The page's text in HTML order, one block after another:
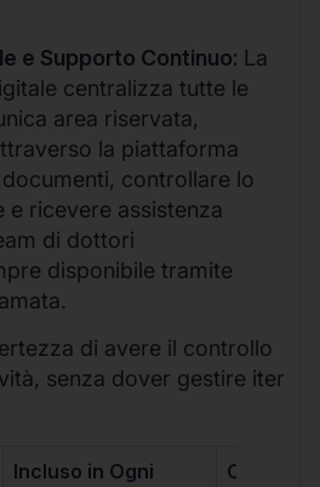
e Supporto Continuo: La
centralizza tutte le
area riservata,
la piattaforma
controllare lo
e ricevere assistenza
di dottori
disponibile tramite
di avere il controllo
senza dover gestire iter
Incluso in Ogni